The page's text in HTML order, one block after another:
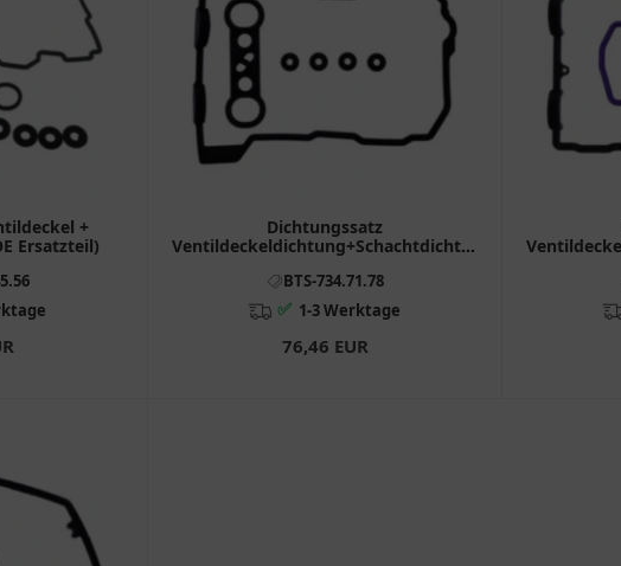
+
Ersatzteil)
Dichtungssatz
Ventildeckeldichtung+Schachtdichtung
BTS-734.71.78
✅ 1-3 Werktage
76,46 EUR
F